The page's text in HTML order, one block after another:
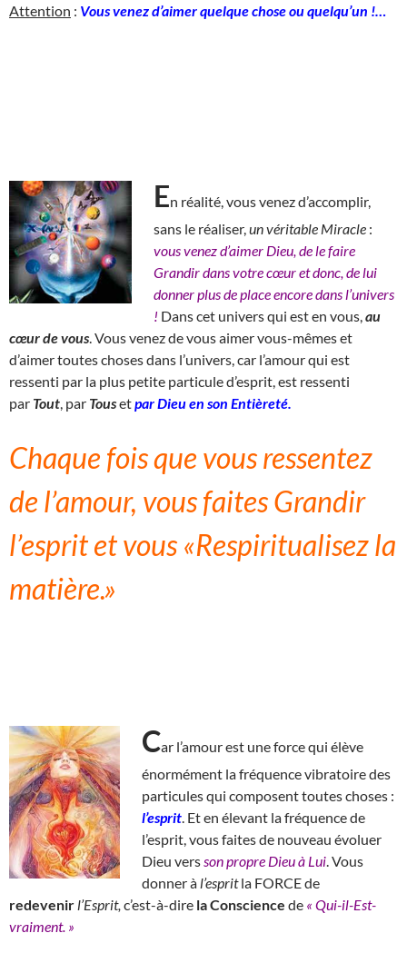
Attention : Vous venez d’aimer quelque chose ou quelqu’un !…
En réalité, vous venez d’accomplir,
sans le réaliser, un véritable Miracle :
vous venez d’aimer Dieu, de le faire
Grandir dans votre cœur et donc, de lui
donner plus de place encore dans l’univers
! Dans cet univers qui est en vous, au
cœur de vous . Vous venez de vous aimer vous-mêmes et
d’aimer toutes choses dans l’univers, car l’amour qui est
ressenti par la plus petite particule d’esprit, est ressenti
par Tout , par Tousetpar Dieu en son Entièreté.
Chaque fois que vous ressentez
de l’amour, vous faites Grandir
l’esprit et vous «Respiritualisez la
matière.»
Car l’amour est une force qui élève
énormément la fréquence vibratoire des
particules qui composent toutes choses :
l’esprit . Et en élevant la fréquence de
l’esprit, vous faites de nouveau évoluer
Dieu vers son propre Dieu à Lui . Vous
donner à l’espritla FORCE de
redevenir l’Esprit, c’est-à-dire la Conscience de « Qui-il-Est-
vraiment. »